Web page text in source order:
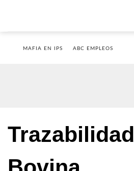
MAFIA EN IPS ABC EMPLEOS
Trazabilidad